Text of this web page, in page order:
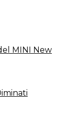
MINI New